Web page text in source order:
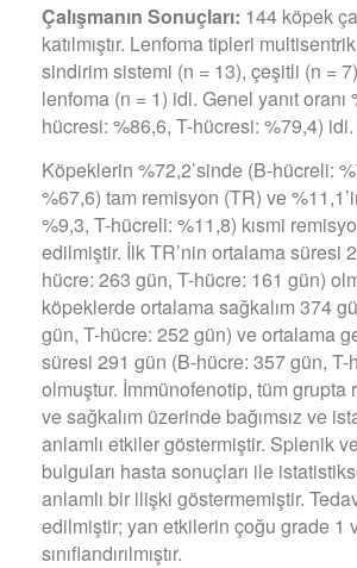
Çalışmanın Sonuçları: 144 köpek
katılmıştır. Lenfoma tipleri
sindirim sistemi (n = 13), çeşitli (n =
lenfoma (n = 1) idi. Genel yanıt oranı
hücresi: %86,6, T-hücresi: %79,4) idi.
Köpeklerin %72,2’sinde (B-hücreli:
%67,6) tam remisyon (TR) ve
%9,3, T-hücreli: %11,8) kısmi
edilmiştir. İlk TR’nin ortalama süresi
hücre: 263 gün, T-hücre: 161 gün)
köpeklerde ortalama sağkalım 374
gün, T-hücre: 252 gün) ve ortalama
süresi 291 gün (B-hücre: 357 gün, T-
olmuştur. İmmünofenotip, tüm grupta
ve sağkalım üzerinde bağımsız ve
anlamlı etkiler göstermiştir. Splenik
bulguları hasta sonuçları ile
anlamlı bir ilişki göstermemiştir.
edilmiştir; yan etkilerin çoğu grade 1
sınıflandırılmıştır.